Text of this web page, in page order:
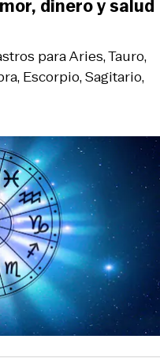
para Aries, Tauro,
Escorpio, Sagitario,
dinero y salud